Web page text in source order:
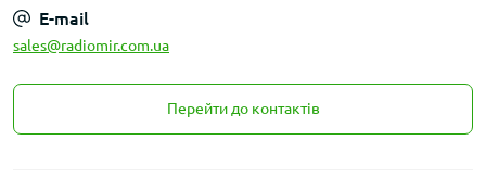
E-mail
sales@radiomir.com.ua
Перейти до контактів